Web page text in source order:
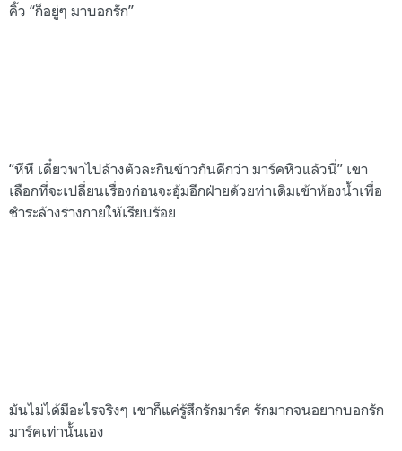
คิ้ว “ก็อยู่ๆ มาบอกรัก”
“หึหึ เดี๋ยวพาไปล้างตัวละกินข้าวกันดีกว่า มาร์คหิวแล้วนี่” เขา
เลือกที่จะเปลี่ยนเรื่องก่อนจะอุ้มอีกฝ่ายด้วยท่าเดิมเข้าห้องน้ำเพื่อ
ชำระล้างร่างกายให้เรียบร้อย
มันไม่ได้มีอะไรจริงๆ เขาก็แค่รู้สึกรักมาร์ค รักมากจนอยากบอกรัก
มาร์คเท่านั้นเอง